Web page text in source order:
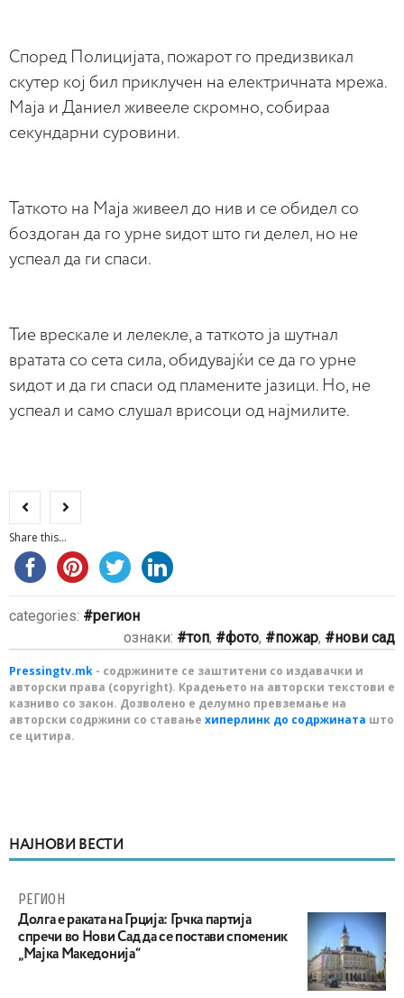
Според Полицијата, пожарот го предизвикал
скутер кој бил приклучен на електричната мрежа.
Маја и Даниел живееле скромно, собираа
секундарни суровини.
Таткото на Маја живеел до нив и се обидел со
боздоган да го урне ѕидот што ги делел, но не
успеал да ги спаси.
Тие врескале и лелекле, а таткото ја шутнал
вратата со сета сила, обидувајќи се да го урне
ѕидот и да ги спаси од пламените јазици. Но, не
успеал и само слушал врисоци од најмилите.
Share this...
categories:
регион
ознаки:
топ, фото, пожар, нови сад
Pressingtv.mk - содржините се заштитени со издавачки и
авторски права (copyright). Крадењето на авторски текстови е
казниво со закон. Дозволено е делумно превземање на
авторски содржини со ставање хиперлинк до содржината што
се цитира.
НАЈНОВИ ВЕСТИ
РЕГИОН
Долга е раката на Грција: Грчка партија
спречи во Нови Сад да се постави споменик
„Мајка Македонија“